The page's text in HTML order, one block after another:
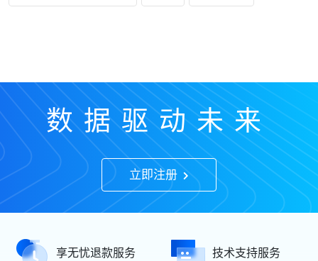
数据驱动未来
立即注册
享无忧退款服务 技术支持服务